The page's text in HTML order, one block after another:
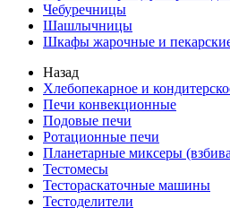
Чебуречницы
Шашлычницы
Шкафы жарочные и
Назад
Хлебопекарное и
Печи конвекционные
Подовые печи
Ротационные печи
Планетарные миксеры
Тестомесы
Тестораскаточные машины
Тестоделители